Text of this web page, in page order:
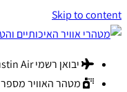
לתוכן
Skip to content
יבואן רשמי Austin Air
מטהר האוויר מספר 1 בארה"ב